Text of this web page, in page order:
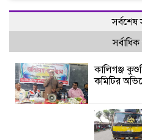
সর্বশেষ
কালিগঞ্জ
কমিটির